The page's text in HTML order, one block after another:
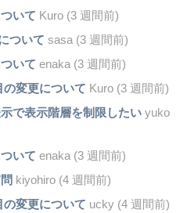
いて Kuro (3 週間前)
ついて sasa (3 週間前)
いて enaka (3 週間前)
変更について Kuro (3 週間前)
で表示階層を制限したいyuko
いて enaka (3 週間前)
kiyohiro (4 週間前)
変更について ucky (4 週間前)